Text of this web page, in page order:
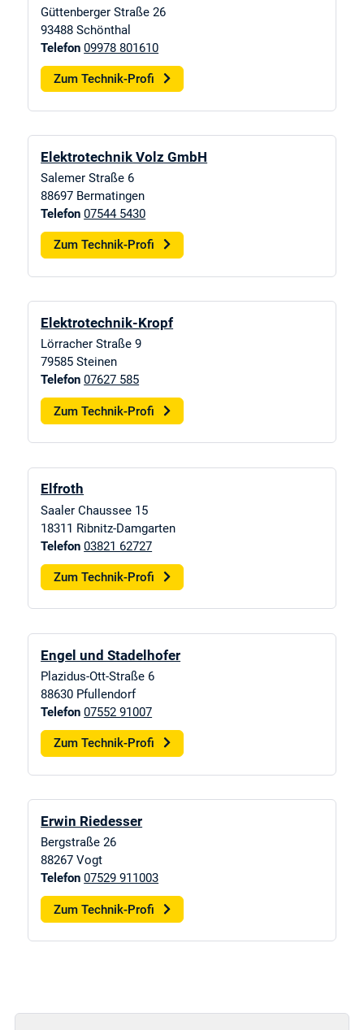
Güttenberger Straße 26
93488 Schönthal
Telefon 09978 801610
Zum Technik-Profi
Elektrotechnik Volz GmbH
Salemer Straße 6
88697 Bermatingen
Telefon 07544 5430
Zum Technik-Profi
Elektrotechnik-Kropf
Lörracher Straße 9
79585 Steinen
Telefon 07627 585
Zum Technik-Profi
Elfroth
Saaler Chaussee 15
18311 Ribnitz-Damgarten
Telefon 03821 62727
Zum Technik-Profi
Engel und Stadelhofer
Plazidus-Ott-Straße 6
88630 Pfullendorf
Telefon 07552 91007
Zum Technik-Profi
Erwin Riedesser
Bergstraße 26
88267 Vogt
Telefon 07529 911003
Zum Technik-Profi